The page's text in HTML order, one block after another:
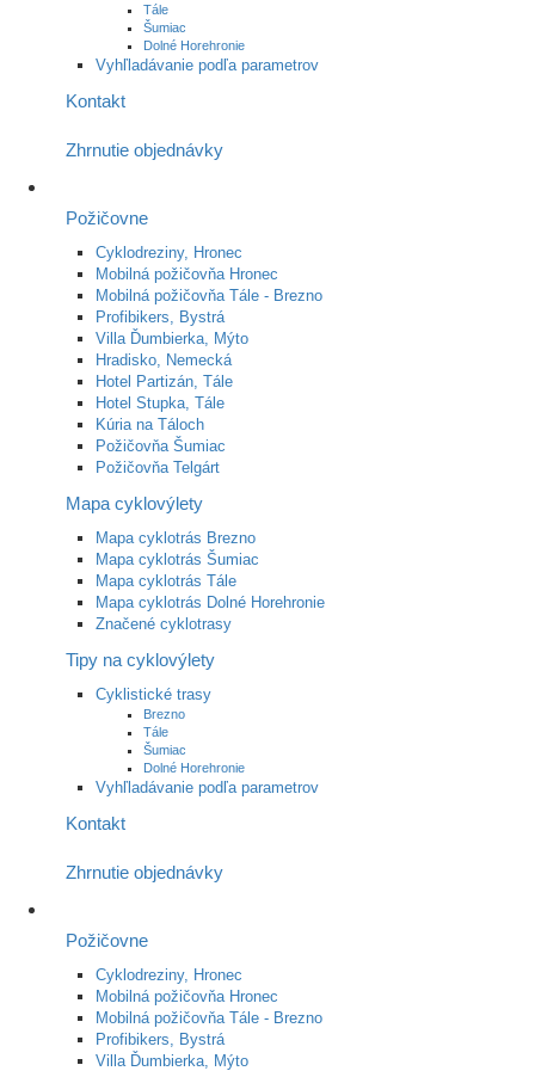
Tále
Šumiac
Dolné Horehronie
Vyhľladávanie podľa parametrov
Kontakt
Zhrnutie objednávky
Požičovne
Cyklodreziny, Hronec
Mobilná požičovňa Hronec
Mobilná požičovňa Tále - Brezno
Profibikers, Bystrá
Villa Ďumbierka, Mýto
Hradisko, Nemecká
Hotel Partizán, Tále
Hotel Stupka, Tále
Kúria na Táloch
Požičovňa Šumiac
Požičovňa Telgárt
Mapa cyklovýlety
Mapa cyklotrás Brezno
Mapa cyklotrás Šumiac
Mapa cyklotrás Tále
Mapa cyklotrás Dolné Horehronie
Značené cyklotrasy
Tipy na cyklovýlety
Cyklistické trasy
Brezno
Tále
Šumiac
Dolné Horehronie
Vyhľladávanie podľa parametrov
Kontakt
Zhrnutie objednávky
Požičovne
Cyklodreziny, Hronec
Mobilná požičovňa Hronec
Mobilná požičovňa Tále - Brezno
Profibikers, Bystrá
Villa Ďumbierka, Mýto